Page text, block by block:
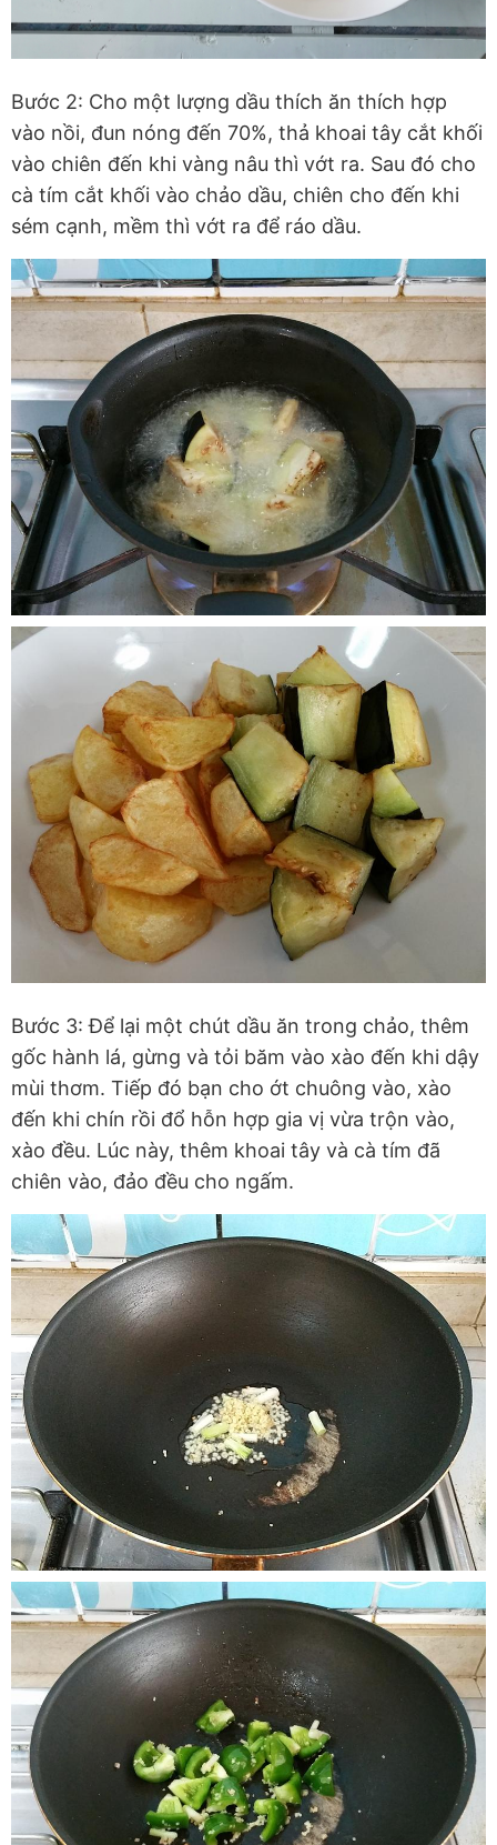
Bước 2: Cho một lượng dầu thích ăn thích hợp
vào nồi, đun nóng đến 70%, thả khoai tây cắt khối
vào chiên đến khi vàng nâu thì vớt ra. Sau đó cho
cà tím cắt khối vào chảo dầu, chiên cho đến khi
sém cạnh, mềm thì vớt ra để ráo dầu.
Bước 3: Để lại một chút dầu ăn trong chảo, thêm
gốc hành lá, gừng và tỏi băm vào xào đến khi dậy
mùi thơm. Tiếp đó bạn cho ớt chuông vào, xào
đến khi chín rồi đổ hỗn hợp gia vị vừa trộn vào,
xào đều. Lúc này, thêm khoai tây và cà tím đã
chiên vào, đảo đều cho ngấm.